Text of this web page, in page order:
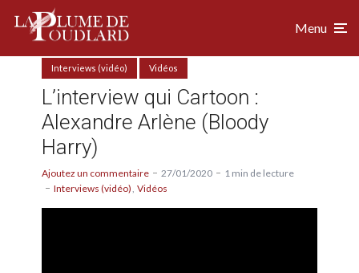
Menu
Interviews (vidéo) Vidéos
L’interview qui Cartoon :
Alexandre Arlène (Bloody
Harry)
Ajoutez un commentaire 27/01/2020
1 min de lecture
Interviews (vidéo) Vidéos